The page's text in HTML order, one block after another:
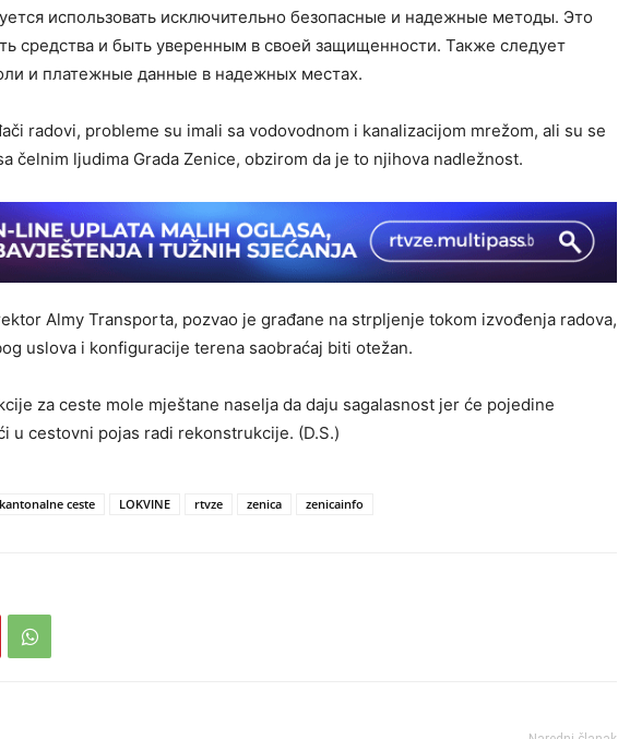
использовать исключительно безопасные и надежные методы. Это
средства и быть уверенным в своей защищенности. Также следует
и платежные данные в надежных местах.
radovi, probleme su imali sa vodovodnom i kanalizacijom mrežom, ali su se
čelnim ljudima Grada Zenice, obzirom da je to njihova nadležnost.
Almy Transporta, pozvao je građane na strpljenje tokom izvođenja radova,
uslova i konfiguracije terena saobraćaj biti otežan.
za ceste mole mještane naselja da daju sagalasnost jer će pojedine
u cestovni pojas radi rekonstrukcije. (D.S.)
kantonalne ceste LOKVINE rtvze zenica zenicainfo